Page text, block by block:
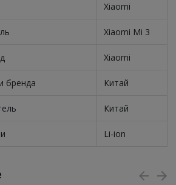
Xiaomi
Xiaomi Mi 3
Xiaomi
бренда Китай
Китай
Li-ion